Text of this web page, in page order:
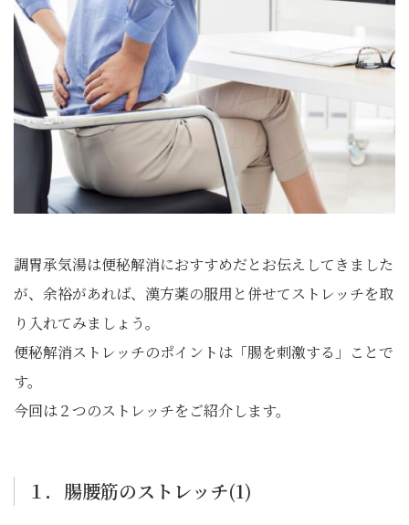
調胃承気湯は便秘解消におすすめだとお伝えしてきました
が、余裕があれば、漢方薬の服用と併せてストレッチを取
り入れてみましょう。
便秘解消ストレッチのポイントは「腸を刺激する」ことで
す。
今回は２つのストレッチをご紹介します。
１．腸腰筋のストレッチ(1)